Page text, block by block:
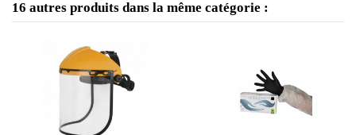
16 autres produits dans la même catégorie :